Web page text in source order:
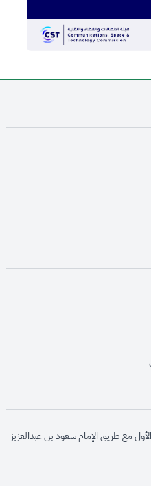
opens in new window
مع طريق الإمام سعود بن عبدالعزيز